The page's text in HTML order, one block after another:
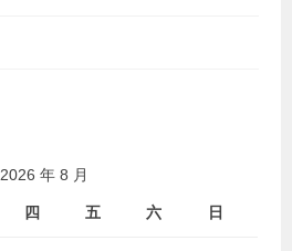
2026 年 8 月
四 五 六 日